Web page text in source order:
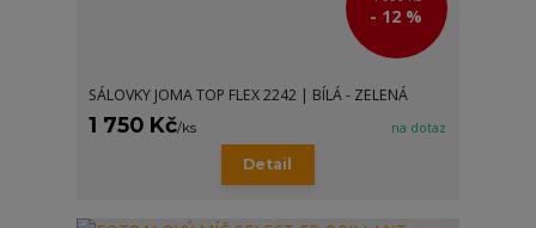
- 12 %
SÁLOVKY JOMA TOP FLEX 2242 | BÍLÁ - ZELENÁ
1 750 Kč/ks na dotaz
Detail